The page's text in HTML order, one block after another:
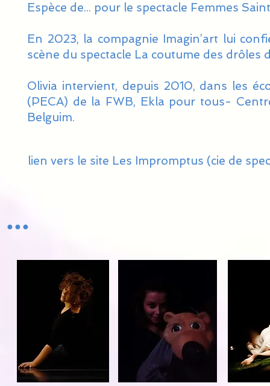
Espèce de... pour le spectacle Femmes
En 2023, la compagnie Imagin’art lui
scène du spectacle La coutume des drôles
Olivia intervient, depuis 2010, dans les
(PECA) de la FWB, Ekla pour tous-
Belguim.
lien vers le site Les Impromptus (cie de
...